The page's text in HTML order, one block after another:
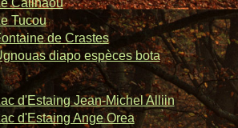
Cailhaou
Tucou
de Crastes
diapo espèces bota
d'Estaing Jean-Michel Alliin
d'Estaing Ange Orea